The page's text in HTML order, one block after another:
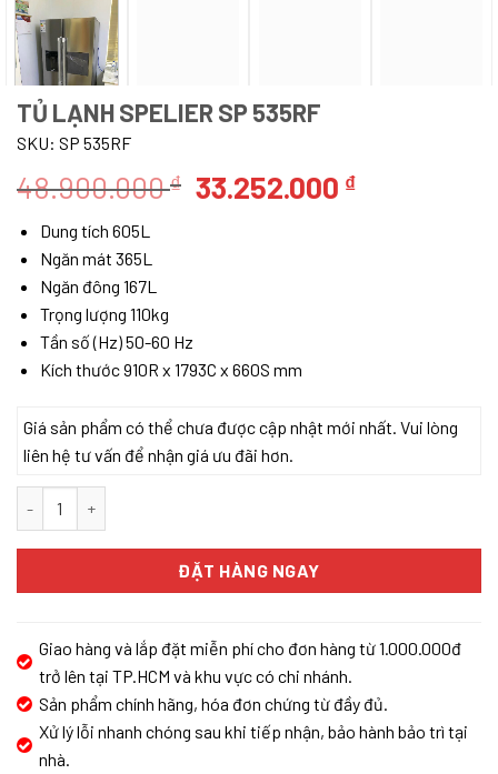
TỦ LẠNH SPELIER SP 535RF
SKU: SP 535RF
48.900.000₫ Giá
33.252.000 ₫Giá
Dung tích 605L
Ngăn mát 365L
Ngăn đông 167L
Trọng lượng 110kg
Tần số (Hz) 50-60 Hz
Kích thước 910R x 1793C x 660S mm
Giá sản phẩm có thể chưa được cập nhật mới nhất. Vui lòng
liên hệ tư vấn để nhận giá ưu đãi hơn.
ĐẶT HÀNG NGAY
Giao hàng và lắp đặt miễn phí cho đơn hàng từ 1.000.000đ
trở lên tại TP.HCM và khu vực có chi nhánh.
Sản phẩm chính hãng, hóa đơn chứng từ đầy đủ.
Xử lý lỗi nhanh chóng sau khi tiếp nhận, bảo hành bảo trì tại
nhà.